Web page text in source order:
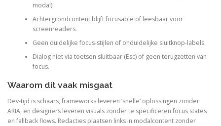
modal).
Achtergrondcontent blijft focusable of leesbaar voor
screenreaders.
Geen duidelijke focus-stijlen of onduidelijke sluitknop-labels.
Dialog niet via toetsen sluitbaar (Esc) of geen terugzetten van
focus.
Waarom dit vaak misgaat
Dev-tijd is schaars, frameworks leveren ‘snelle’ oplossingen zonder
ARIA, en designers leveren visuals zonder te specificeren focus states
en fallback flows. Redacties plaatsen links in modalcontent zonder